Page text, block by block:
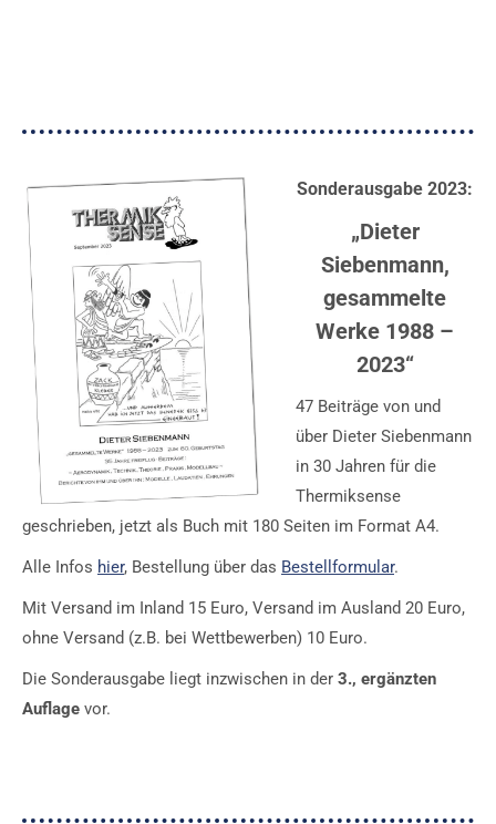
Sonderausgabe 2023:
„Dieter
Siebenmann,
gesammelte
Werke 1988 –
2023“
47 Beiträge von und
über Dieter Siebenmann
in 30 Jahren für die
Thermiksense
geschrieben, jetzt als Buch mit 180 Seiten im Format A4.
Alle Infos hier, Bestellung über das Bestellformular.
Mit Versand im Inland 15 Euro, Versand im Ausland 20 Euro,
ohne Versand (z.B. bei Wettbewerben) 10 Euro.
Die Sonderausgabe liegt inzwischen in der 3., ergänzten
Auflage vor.